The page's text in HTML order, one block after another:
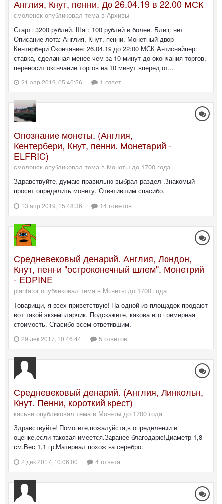
Англия, Кнут, пенни. До 26.04.19 в 22.00 МСК
смоленск опубликовал тема в Архивы
Старт: 3200 рублей. Шаг: 100 рублей и более. Блиц: нет
Описание лота: Англия, Кнут, пенни. Монетный двор
Кентербери Окончание: 26.04.19 до 22:00 МСК Антиснайпер:
ставка, сделанная менее чем за 10 минут до окончания торгов,
переносит окончание торгов на 10 минут вперед от...
21 апр 2019, 05:40:56 1 ответ
Опознание монеты. (Англия,
Кентербери, Кнут, пенни. Монетарий -
ELFRIC)
смоленск опубликовал тема в Монеты до 1700 года
Здравствуйте, думаю правильно выбрал раздел .Знакомый
просит определить монету. Ответившим спасибо.
13 апр 2019, 15:48:36 14 ответов
Средневековый денарий. Англия, Лондон,
Кнут, пенни "остроконечный шлем". Монетрий
- EDPINE
plantator опубликовал тема в Монеты до 1700 года
Товарищи, я всех приветствую! На одной из площадок продают
вот такой экземплярчик. Подскажите, какова его примерная
стоимость. Спасибо всем ответившим.
29 дек 2017, 10:46:44 5 ответов
Средневековый денарий. (Англия, Линкольн,
Кнут. Пенни, короткий крест)
касьян опубликовал тема в Монеты до 1700 года
Здравствуйте! Помогите,пожалуйста,в определении и
оценке,если таковая имеется.Заранее благодарю!Диаметр 1,8
см.Вес 1,1 гр.Материал похож на серебро.
2 дек 2017, 10:06:00 4 ответа